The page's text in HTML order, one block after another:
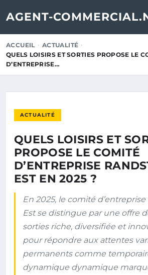
AGENT-
ACCUEIL
ACTUALITÉ
QUELS LOISIRS ET SORTIES PROPOSE LE
D’ENTREPRISE…
ACTUALITÉ
QUELS LOISIRS ET
PROPOSE LE COMITÉ
D’ENTREPRISE
EST EN 2025 ?
En 2025, le comité
Est se distingue par une offre
sorties riche, diversifiée et
pour répondre aux attentes
permanents comme
dynamique dynamique